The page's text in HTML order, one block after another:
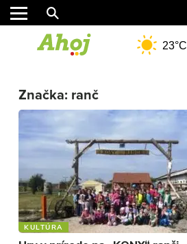
ŠPORT
FOTKY
VIDEO
MIX
23°C
Značka: ranč
KULTÚRA